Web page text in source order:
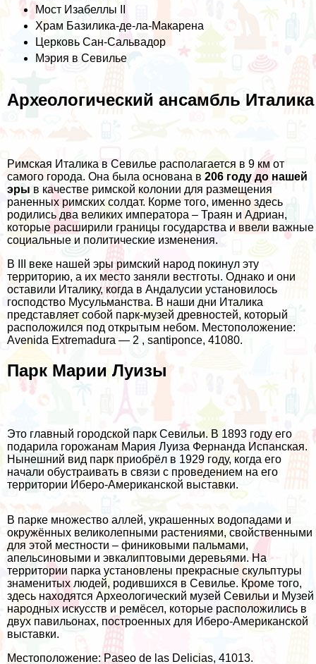
Мост Изабеллы II
Храм Базилика-де-ла-Макарена
Церковь Сан-Сальвадор
Мэрия в Севилье
Археологический ансамбль Италика
Римская Италика в Севилье располагается в 9 км от
самого города. Она была основана в206 году до нашей
эрыв качестве римской колонии для размещения
раненных римских солдат. Корме того, именно здесь
родились два великих императора – Траян и Адриан,
которые расширили границы государства и ввели важные
социальные и политические изменения.
В III веке нашей эры римский народ покинул эту
территорию, а их место заняли вестготы. Однако и они
оставили Италику, когда в Андалусии установилось
господство Мусульманства. В наши дни Италика
представляет собой парк-музей древностей, который
расположился под открытым небом. Местоположение:
Avenida Extremadura — 2 , santiponce, 41080.
Парк Марии Луизы
Это главный городской парк Севильи. В 1893 году его
подарила горожанам Мария Луиза Фернанда Испанская.
Нынешний вид парк приобрёл в 1929 году, когда его
начали обустраивать в связи с проведением на его
территории Иберо-Американской выставки.
В парке множество аллей, украшенных водопадами и
окружённых великолепными растениями, свойственными
для этой местности – финиковыми пальмами,
апельсиновыми и эвкалиптовыми деревьями. На
территории парка установлены прекрасные скульптуры
знаменитых людей, родившихся в Севилье. Кроме того,
здесь находятся Археологический музей Севильи и Музей
народных искусств и ремёсел, которые расположились в
двух павильонах, построенных для Иберо-Американской
выставки.
Местоположение: Paseo de las Delicias, 41013.